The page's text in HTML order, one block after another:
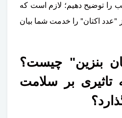
را توضیح دهیم؛ لازم است که
"عدد اکتان" را خدمت شما بیان
بنزین" چیست؟
تاثیری بر سلامت